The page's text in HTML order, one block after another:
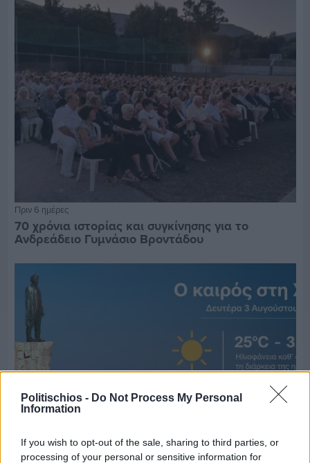
Politischios - Do Not Process My Personal
Information
If you wish to opt-out of the sale, sharing to third parties, or
processing of your personal or sensitive information for
Πριν 6 ημέρες
70 χρόνια ιστορίας και συγκίνησης για το
Ανδρεάδειο Γυμνάσιο Βροντάδου